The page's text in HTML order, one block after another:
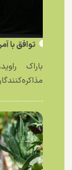
توافق با
باراک